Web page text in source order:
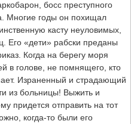
босс преступного
Многие годы он похищал
касту неуловимых,
Его «дети» рабски преданы
Когда на берегу моря
в голове, не помнящего, кто
Израненный и страдающий
из больницы! Выжить и
придется отправить на тот
когда-то были его